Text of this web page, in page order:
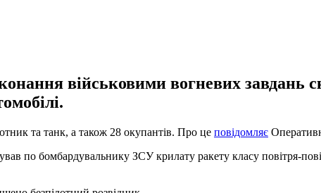
військовими вогневих завдань
та танк, а також 28 окупантів. Про це повідомляє
по бомбардувальнику ЗСУ крилату ракету класу повітря-